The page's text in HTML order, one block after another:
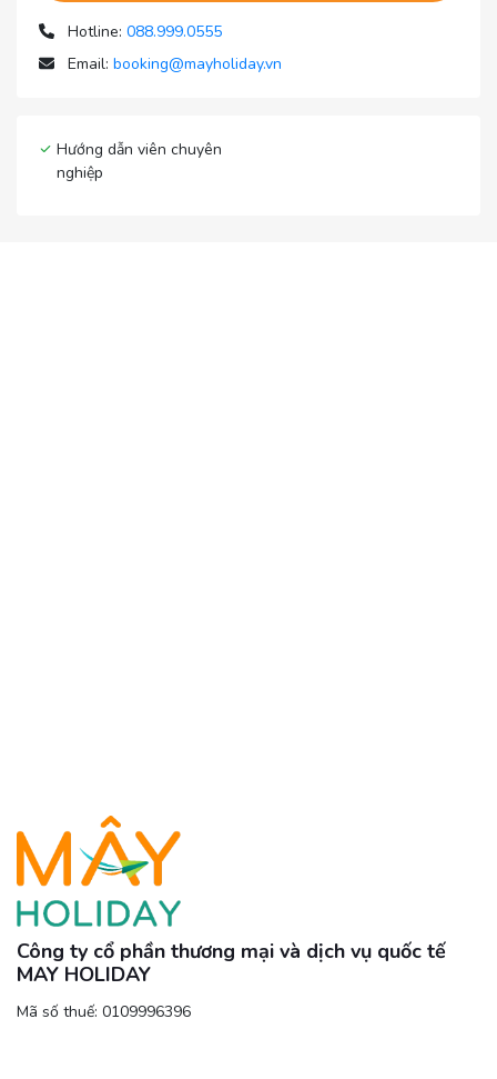
Hotline: 088.999.0555
Email: booking@mayholiday.vn
Hướng dẫn viên chuyên
nghiệp
Công ty cổ phần thương mại và dịch vụ quốc tế
MAY HOLIDAY
Mã số thuế: 0109996396